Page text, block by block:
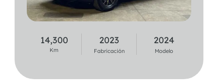
14,300
Km
2023
Fabricación
2024
Modelo
37,100
Km
2020
Fabricación
2021
Modelo